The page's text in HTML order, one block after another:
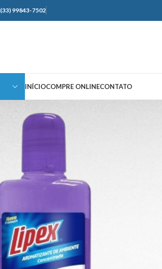
(33) 99843-7502
INÍCIOCOMPRE ONLINECONTATO